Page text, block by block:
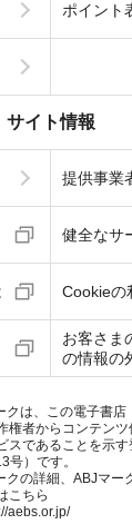
ポイント
サイト情報
提供事業
健全なサ
Cookieの
お客さま
の情報の
クは、この電子書店
権者からコンテン
スであることを示
号）です。
クの詳細、ABJマー
こちら
aebs.or.jp/